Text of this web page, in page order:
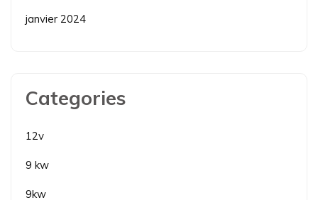
janvier 2024
Categories
12v
9 kw
9kw